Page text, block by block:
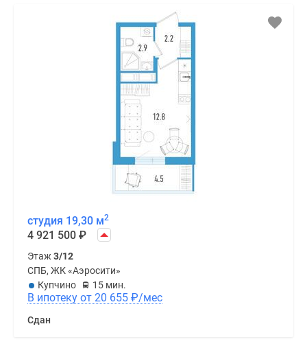
студия 19,30 м2
4 921 500 ₽
Этаж3/12
СПБ, ЖК «Аэросити»
Купчино
15 мин.
В ипотеку от 20 655 ₽/мес
Сдан